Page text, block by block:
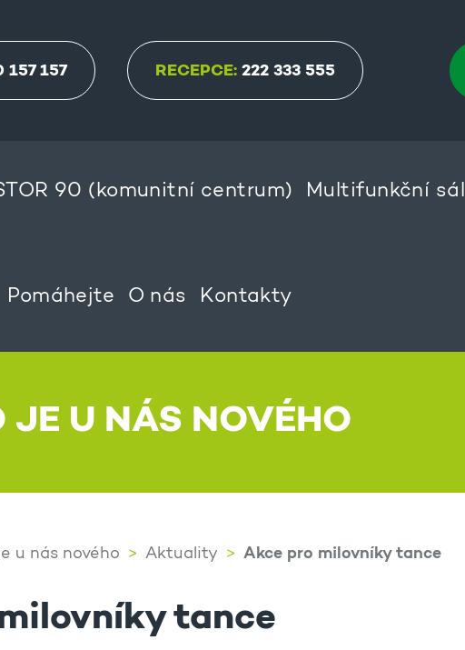
157 157 RECEPCE: 222 333 555
90 (komunitní centrum) Multifunkční sál
Pomáhejte O nás Kontakty
JE U NÁS NOVÉHO
u nás nového Aktuality Akce pro milovníky tance
tance